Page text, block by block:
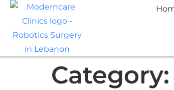
Category: